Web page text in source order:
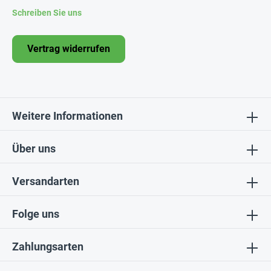
Folge uns
Über uns
Schreiben Sie uns
Vertrag widerrufen
Weitere Informationen
Zahlungsarten
Versandarten